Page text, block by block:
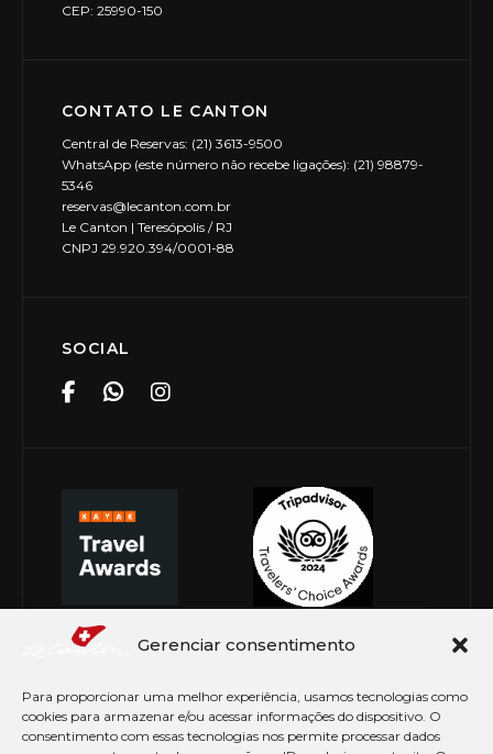
Gerenciar consentimento
Para proporcionar uma melhor experiência, usamos tecnologias como
cookies para armazenar e/ou acessar informações do dispositivo. O
consentimento com essas tecnologias nos permite processar dados
CEP: 25990-150
CONTATO LE CANTON
Central de Reservas: (21) 3613-9500
WhatsApp (este número não recebe ligações): (21) 98879-
5346
reservas@lecanton.com.br
Le Canton | Teresópolis / RJ
CNPJ 29.920.394/0001-88
SOCIAL